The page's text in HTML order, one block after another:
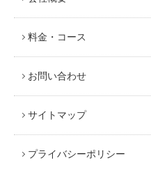
料金・コース
お問い合わせ
サイトマップ
プライバシーポリシー